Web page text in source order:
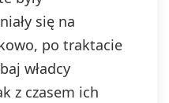
się na
po traktacie
władcy
z czasem ich